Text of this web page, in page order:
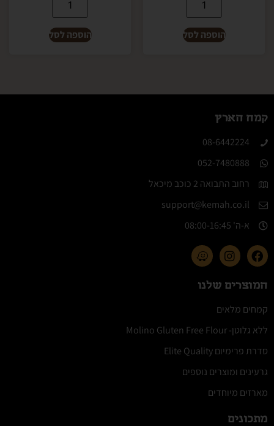
הוספה לסל הוספה לסל
קמח הארץ
08-6442224​
052-7480888
רחוב התבואה 2 כוכב מיכאל
support@kemah.co.il
א-ה' 08:00-16:45​
המוצרים שלנו
קמחים מלאים
ללא גלוטן- Molino Gluten Free Flour
סדרת פרימיום Elite Quality
גרעינים ומוצרים נוספים
מארזים מיוחדים
מתכונים